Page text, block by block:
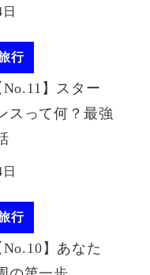
行
】スター
スって何？最強
行
】あなた